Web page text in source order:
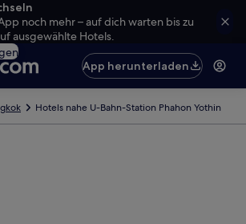
noch mehr – auf dich warten bis zu
ausgewählte Hotels.
App herunterladen
Hotels nahe U-Bahn-Station Phahon Yothin